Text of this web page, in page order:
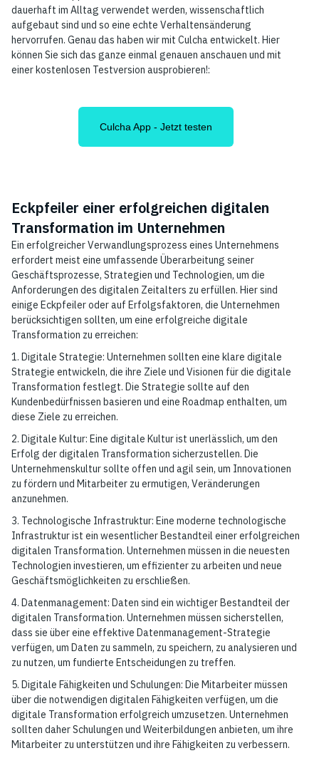
dauerhaft im Alltag verwendet werden, wissenschaftlich
aufgebaut sind und so eine echte Verhaltensänderung
hervorrufen. Genau das haben wir mit Culcha entwickelt. Hier
können Sie sich das ganze einmal genauen anschauen und mit
einer kostenlosen Testversion ausprobieren!:
Culcha App - Jetzt testen
Eckpfeiler einer erfolgreichen digitalen
Transformation im Unternehmen
Ein erfolgreicher Verwandlungsprozess eines Unternehmens
erfordert meist eine umfassende Überarbeitung seiner
Geschäftsprozesse, Strategien und Technologien, um die
Anforderungen des digitalen Zeitalters zu erfüllen. Hier sind
einige Eckpfeiler oder auf Erfolgsfaktoren, die Unternehmen
berücksichtigen sollten, um eine erfolgreiche digitale
Transformation zu erreichen:
1. Digitale Strategie: Unternehmen sollten eine klare digitale
Strategie entwickeln, die ihre Ziele und Visionen für die digitale
Transformation festlegt. Die Strategie sollte auf den
Kundenbedürfnissen basieren und eine Roadmap enthalten, um
diese Ziele zu erreichen.
2. Digitale Kultur: Eine digitale Kultur ist unerlässlich, um den
Erfolg der digitalen Transformation sicherzustellen. Die
Unternehmenskultur sollte offen und agil sein, um Innovationen
zu fördern und Mitarbeiter zu ermutigen, Veränderungen
anzunehmen.
3. Technologische Infrastruktur: Eine moderne technologische
Infrastruktur ist ein wesentlicher Bestandteil einer erfolgreichen
digitalen Transformation. Unternehmen müssen in die neuesten
Technologien investieren, um effizienter zu arbeiten und neue
Geschäftsmöglichkeiten zu erschließen.
4. Datenmanagement: Daten sind ein wichtiger Bestandteil der
digitalen Transformation. Unternehmen müssen sicherstellen,
dass sie über eine effektive Datenmanagement-Strategie
verfügen, um Daten zu sammeln, zu speichern, zu analysieren und
zu nutzen, um fundierte Entscheidungen zu treffen.
5. Digitale Fähigkeiten und Schulungen: Die Mitarbeiter müssen
über die notwendigen digitalen Fähigkeiten verfügen, um die
digitale Transformation erfolgreich umzusetzen. Unternehmen
sollten daher Schulungen und Weiterbildungen anbieten, um ihre
Mitarbeiter zu unterstützen und ihre Fähigkeiten zu verbessern.